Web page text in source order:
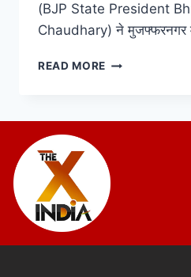
(BJP State President
Chaudhary) ने मुजफ्फरनगर
READ MORE